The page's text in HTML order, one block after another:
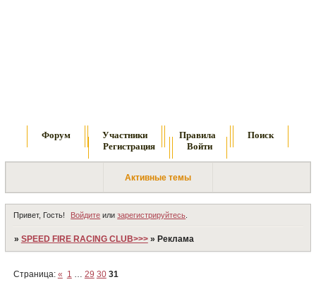
Форум Участники Правила
Поиск
Регистрация
Войти
Активные темы
Привет, Гость! Войдите илизарегистрируйтесь
» SPEED FIRE RACING CLUB>>> » Реклама
Страница: « 1 … 29 30 31